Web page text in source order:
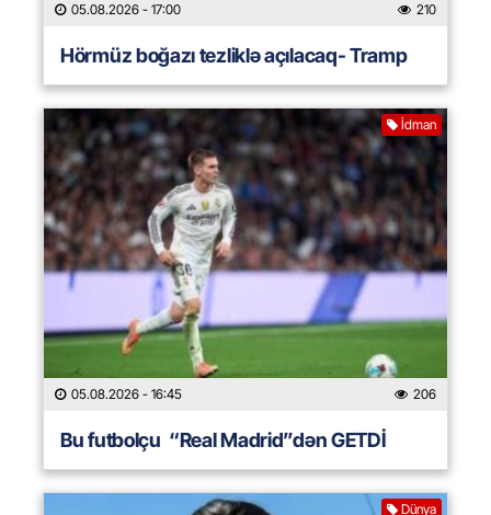
05.08.2026 - 17:00 210
Hörmüz boğazı tezliklə açılacaq- Tramp
İdman
05.08.2026 - 16:45 206
Bu futbolçu “Real Madrid”dən GETDİ
Dünya